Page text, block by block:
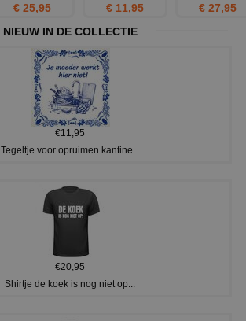
€ 25,95
€ 11,95
€ 27,95
NIEUW IN DE COLLECTIE
€11,95
Tegeltje voor opruimen kantine...
€20,95
Shirtje de koek is nog niet op...